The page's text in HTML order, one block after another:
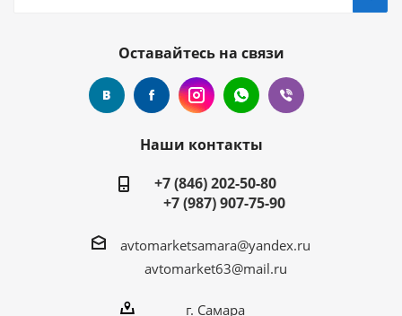
Оставайтесь на связи
Наши контакты
+7 (846) 202-50-80
+7 (987) 907-75-90
avtomarketsamara@yandex.ru
avtomarket63@mail.ru
г. Самара